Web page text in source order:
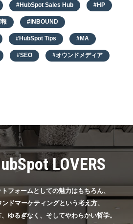
#HubSpot Sales Hub #HP
#INBOUND
#HubSpot Tips #MA
#SEO #オウンドメディア
LOVERS
フォームとしての魅力はもちろん、
ドマーケティングという考え方、
ゆるぎなく、そしてやわらかい哲学。